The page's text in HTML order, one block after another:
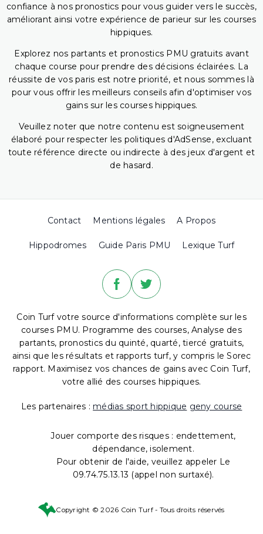
confiance à nos pronostics pour vous guider vers le succès,
améliorant ainsi votre expérience de parieur sur les courses
hippiques.
Explorez nos partants et pronostics PMU gratuits avant
chaque course pour prendre des décisions éclairées. La
réussite de vos paris est notre priorité, et nous sommes là
pour vous offrir les meilleurs conseils afin d'optimiser vos
gains sur les courses hippiques.
Veuillez noter que notre contenu est soigneusement
élaboré pour respecter les politiques d'AdSense, excluant
toute référence directe ou indirecte à des jeux d'argent et
de hasard.
Contact Mentions légales A Propos
Hippodromes Guide Paris PMU Lexique Turf
Coin Turf votre source d'informations complète sur les
courses PMU. Programme des courses, Analyse des
partants, pronostics du quinté, quarté, tiercé gratuits,
ainsi que les résultats et rapports turf, y compris le Sorec
rapport. Maximisez vos chances de gains avec Coin Turf,
votre allié des courses hippiques.
Les partenaires : médias sport hippique geny course
Jouer comporte des risques : endettement,
dépendance, isolement.
Pour obtenir de l'aide, veuillez appeler Le
09.74.75.13.13 (appel non surtaxé).
Copyright © 2026 Coin Turf - Tous droits réservés